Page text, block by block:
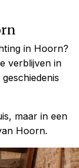
in Hoorn?
verblijven in
maar in een
Hoorn.